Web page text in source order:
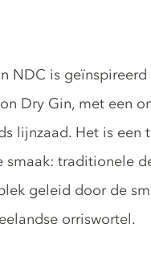
NDC is
Dry Gin, met een
lijnzaad. Het is
traditionele
geleid door de
orriswortel.